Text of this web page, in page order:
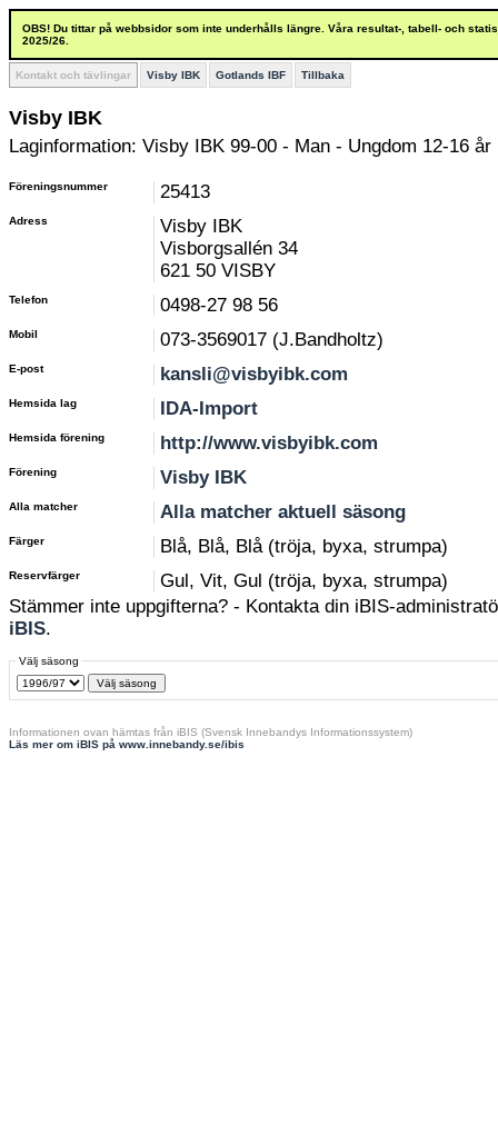
OBS! Du tittar på webbsidor som inte underhålls längre. Våra resultat-, tabell- och
2025/26.
Kontakt och tävlingar Visby IBK Gotlands IBF Tillbaka
Visby IBK
Laginformation: Visby IBK 99-00 - Man - Ungdom 12-16 år
Föreningsnummer 25413
Adress
Visby IBK
Visborgsallén 34
621 50 VISBY
Telefon 0498-27 98 56
Mobil 073-3569017 (J.Bandholtz)
E-post kansli@visbyibk.com
Hemsida lag IDA-Import
Hemsida förening http://www.visbyibk.com
Förening Visby IBK
Alla matcher Alla matcher aktuell säsong
Färger Blå, Blå, Blå (tröja, byxa, strumpa)
Reservfärger
Gul, Vit, Gul (tröja, byxa, strumpa)
Stämmer inte uppgifterna? - Kontakta din iBIS-
iBIS.
Välj säsong
Informationen ovan hämtas från iBIS (Svensk Innebandys Informationssystem)
Läs mer om iBIS på www.innebandy.se/ibis